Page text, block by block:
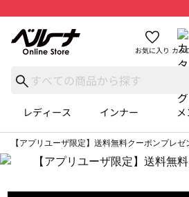
お気に入り カタ
レディース インナー
【アプリユーザ限定】送料無料クーポンプレゼ